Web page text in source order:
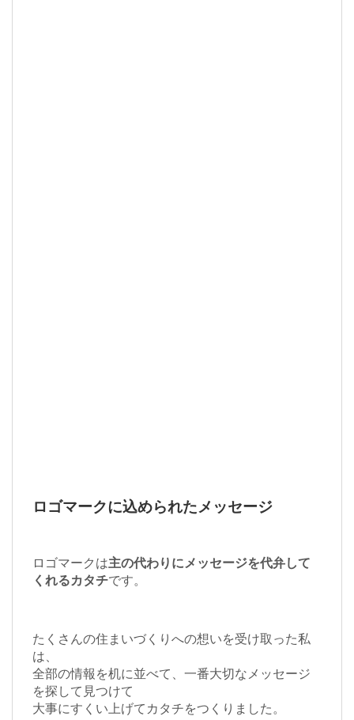
ロゴマークに込められたメッセージ
ロゴマークは主の代わりにメッセージを代弁して
くれるカタチです。
たくさんの住まいづくりへの想いを受け取った私
は、
全部の情報を机に並べて、一番大切なメッセージ
を探して見つけて
大事にすくい上げてカタチをつくりました。